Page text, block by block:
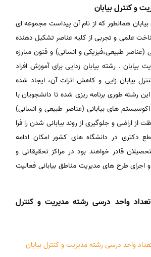
و کنترل بیابان
همانطور که از نام آن پیداست مجموعه ای
علمی و تجربی از کلیه عناصر تشکیل دهنده
(عناصر طبیعی،فیزیکی و انسانی) و فنون مبارزه
. رشته بیابان زدایی برای آموزش افراد
بیابان زایی و کاهش اثرات آن، ایجاد شده
رشته طوری برنامه ریزی شده تا دانشجویان با
های بیابانی (عناصر طبیعی و انسانی)
از اراضی و جلوگیری از روند بیابانی شدن را فرا
دکتری در دانشگاه های کشور امکان ادامه
قادر خواهند بود در مراکز تحقیقاتی و
و اجرای طرح های مدیریت مناطق بیابانی فعالیت
واحد درسی رشته مدیریت و کنترل
واحد درسی رشته مدیریت و کنترل بیابان